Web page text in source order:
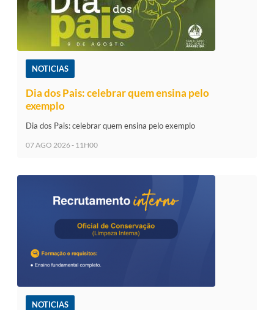
NOTICIAS
Dia dos Pais: celebrar quem ensina pelo
exemplo
Dia dos Pais: celebrar quem ensina pelo exemplo
07 AGO 2026 - 11H00
NOTICIAS